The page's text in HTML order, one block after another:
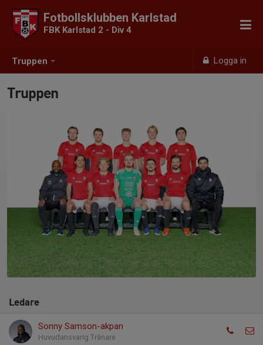
Truppen Logga in
Fotbollsklubben Karlstad
FBK Karlstad 2 - Div 4
Truppen
Ledare
Sonny Samson-akpan
Huvudansvarig Tränare